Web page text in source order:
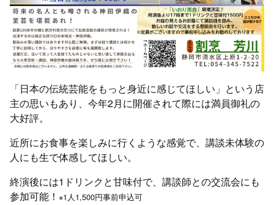
「日本の伝統芸能をもっと身近に感じてほしい」という店
主の思いもあり、今年2月に開催されて際には満員御礼の
大好評。
近所にお食事を楽しみに行くような感覚で、講談未体験の
人にも生で体感してほしい。
終演後には1ドリンクと甘味付で、講談師との交流会にも
参加可能！ ※1人1,500円事前申込可